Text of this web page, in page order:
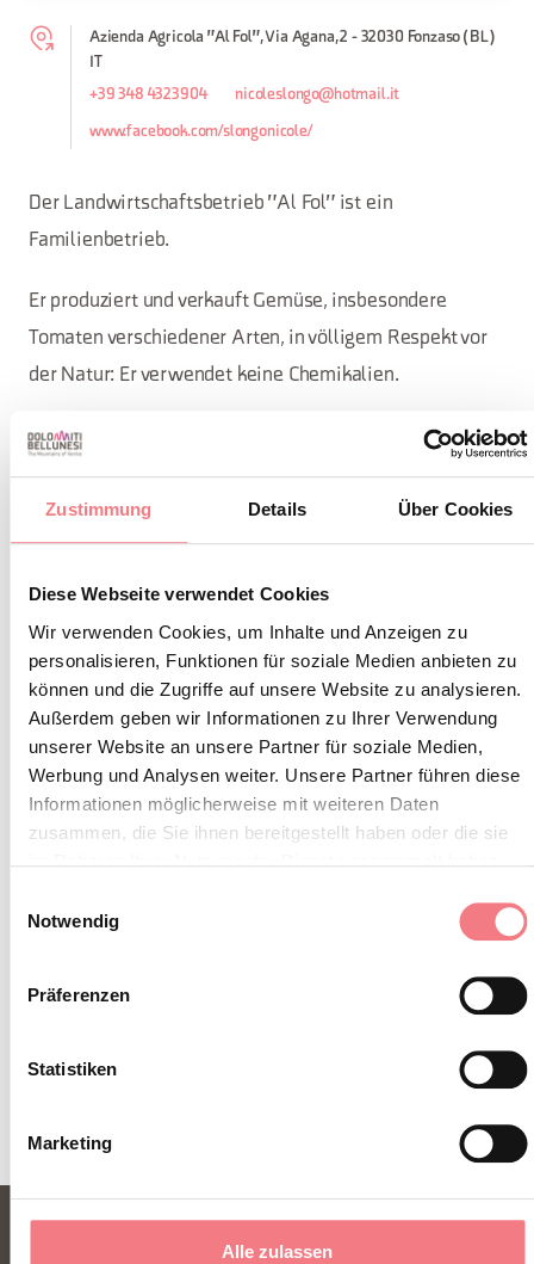
Zustimmung Details Über Cookies
Diese Webseite verwendet Cookies
Wir verwenden Cookies, um Inhalte und Anzeigen zu
personalisieren, Funktionen für soziale Medien anbieten zu
können und die Zugriffe auf unsere Website zu analysieren.
Außerdem geben wir Informationen zu Ihrer Verwendung
unserer Website an unsere Partner für soziale Medien,
Werbung und Analysen weiter. Unsere Partner führen diese
Informationen möglicherweise mit weiteren Daten
zusammen, die Sie ihnen bereitgestellt haben oder die sie
Notwendig
Präferenzen
Statistiken
Marketing
Alle zulassen
Azienda Agricola "Al Fol", Via Agana, 2 - 32030 Fonzaso (BL)
IT
+39 348 4323904 nicoleslongo@hotmail.it
www.facebook.com/slongonicole/
Der Landwirtschaftsbetrieb "Al Fol" ist ein
Familienbetrieb.
Er produziert und verkauft Gemüse, insbesondere
Tomaten verschiedener Arten, in völligem Respekt vor
der Natur: Er verwendet keine Chemikalien.
BLEIBEN SIE IN
KONTAKT
Abonnieren Sie den Newsletter der Belluneser
Dolomiten!
Sie erhalten Nachrichten, Informationen,